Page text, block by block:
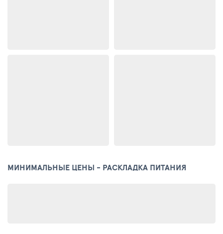
МИНИМАЛЬНЫЕ ЦЕНЫ - РАСКЛАДКА ПИТАНИЯ